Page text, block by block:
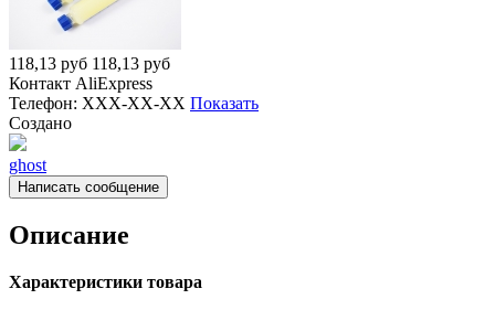
118,13 руб 118,13 руб
Контакт AliExpress
Телефон: XXX-XX-XX Показать
Создано
ghost
Написать сообщение
Описание
Характеристики товара